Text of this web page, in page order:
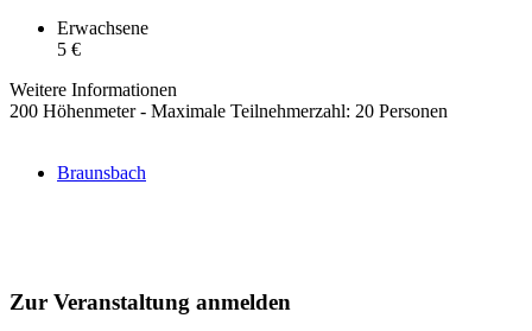
Erwachsene
5 €
Weitere Informationen
200 Höhenmeter - Maximale Teilnehmerzahl: 20 Personen
Braunsbach
Zur Veranstaltung anmelden